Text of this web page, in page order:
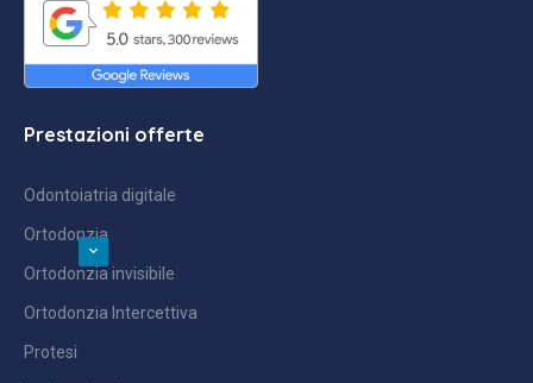
Prestazioni offerte
Odontoiatria digitale
Ortodonzia
Ortodonzia invisibile
Ortodonzia Intercettiva
Protesi